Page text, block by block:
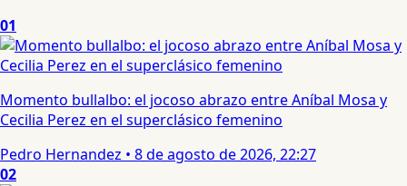
01
Momento bullalbo: el jocoso abrazo entre Aníbal Mosa y
Cecilia Perez en el superclásico femenino
Pedro Hernandez • 8 de agosto de 2026, 22:27
02